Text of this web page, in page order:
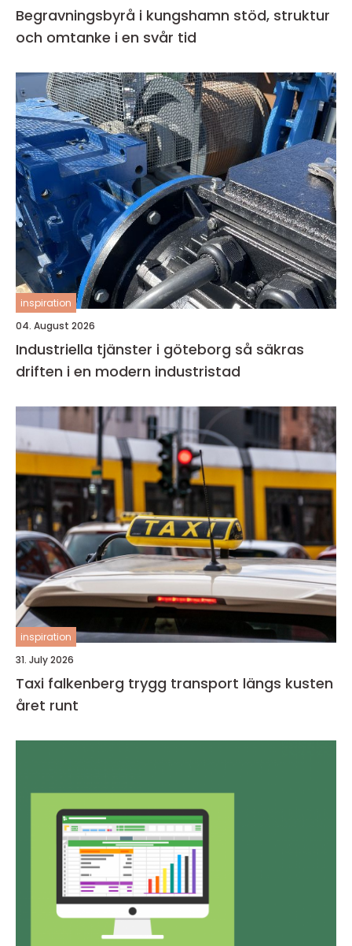
Begravningsbyrå i kungshamn stöd, struktur
och omtanke i en svår tid
inspiration
04. August 2026
Industriella tjänster i göteborg så säkras
driften i en modern industristad
inspiration
31. July 2026
Taxi falkenberg trygg transport längs kusten
året runt